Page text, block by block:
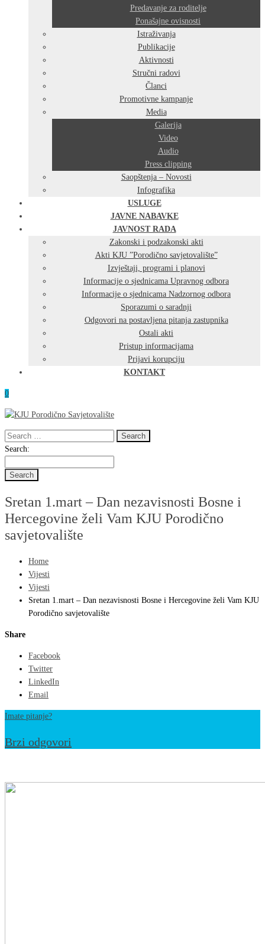
Predavanje za roditelje
Ponašajne ovisnosti
Istraživanja
Publikacije
Aktivnosti
Stručni radovi
Članci
Promotivne kampanje
Media
Galerija
Video
Audio
Press clipping
Saopštenja – Novosti
Infografika
USLUGE
JAVNE NABAVKE
JAVNOST RADA
Zakonski i podzakonski akti
Akti KJU ”Porodično savjetovalište”
Izvještaji, programi i planovi
Informacije o sjednicama Upravnog odbora
Informacije o sjednicama Nadzornog odbora
Sporazumi o saradnji
Odgovori na postavljena pitanja zastupnika
Ostali akti
Pristup informacijama
Prijavi korupciju
KONTAKT
0
Search
for:
Search
Search:
Sretan 1.mart – Dan nezavisnosti Bosne i
Hercegovine želi Vam KJU Porodično
savjetovalište
Home
Vijesti
Vijesti
Sretan 1.mart – Dan nezavisnosti Bosne i Hercegovine želi Vam KJU
Porodično savjetovalište
Share
Facebook
Twitter
LinkedIn
Email
Imate pitanje?
Brzi odgovori
1.mart